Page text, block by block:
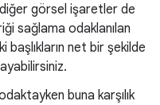
görsel işaretler de
sağlama odaklanılan
başlıkların net bir şekilde
buna karşılık